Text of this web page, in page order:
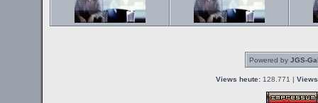
Powered by JGS-
Views heute: 128.771 |